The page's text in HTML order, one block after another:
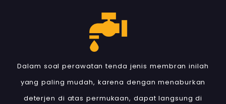
Dalam soal perawatan tenda jenis membran inilah
yang paling mudah, karena dengan menaburkan
deterjen di atas permukaan, dapat langsung di